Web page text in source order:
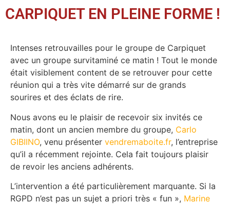
CARPIQUET EN PLEINE FORME !
Intenses retrouvailles pour le groupe de Carpiquet
avec un groupe survitaminé ce matin ! Tout le monde
était visiblement content de se retrouver pour cette
réunion qui a très vite démarré sur de grands
sourires et des éclats de rire.
Nous avons eu le plaisir de recevoir six invités ce
matin, dont un ancien membre du groupe, Carlo
GIBIINO, venu présenter vendremaboite.fr, l’entreprise
qu’il a récemment rejointe. Cela fait toujours plaisir
de revoir les anciens adhérents.
L’intervention a été particulièrement marquante. Si la
RGPD n’est pas un sujet a priori très « fun », Marine